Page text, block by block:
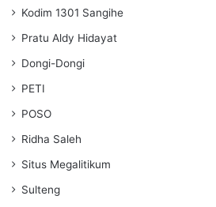
Kodim 1301 Sangihe
Pratu Aldy Hidayat
Dongi-Dongi
PETI
POSO
Ridha Saleh
Situs Megalitikum
Sulteng